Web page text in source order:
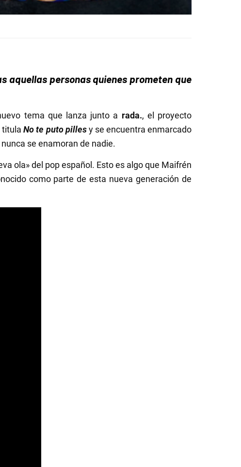
aquellas personas quienes prometen que
tema que lanza junto a rada., el proyecto
titulaNo te puto pilles y se encuentra enmarcado
se enamoran de nadie.
ola» del pop español. Esto es algo que Maifrén
como parte de esta nueva generación de